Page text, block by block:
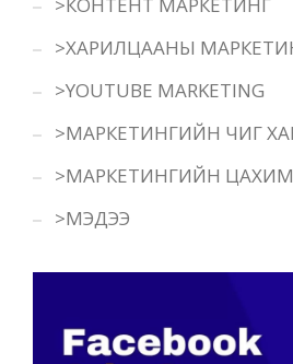
>КОНТЕНТ МАРКЕТИНГ
>ХАРИЛЦААНЫ
>YOUTUBE MARKETING
>МАРКЕТИНГИЙН ЧИГ
>МАРКЕТИНГИЙН
>МЭДЭЭ